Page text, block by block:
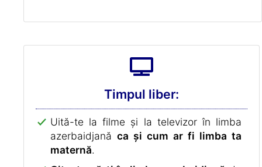
Timpul liber:
Uită-te la filme și la televizor în limba
azerbaidjană ca și cum ar fi limba ta
maternă.